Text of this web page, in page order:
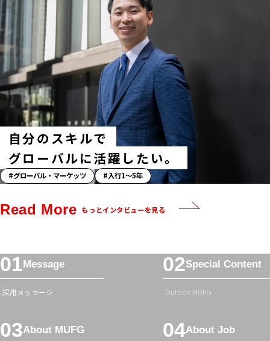
ー」
ハ
ッ
シ
タ
グ
自分のスキルで
グローバルに活躍したい。
「ス
ー
リ
ッ
シ
ュ
グローバル・マーケッツ 入行1〜5年
Read More もっとインタビューを見る
フ
ッ
タ
ニ
Message
採用メッセージ
Special Content
Outside MUFG
About MUFG About Job